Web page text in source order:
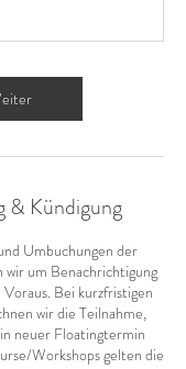
& Kündigung
Umbuchungen der
um Benachrichtigung
Bei kurzfristigen
wir die Teilnahme,
neuer Floatingtermin
Workshops gelten die